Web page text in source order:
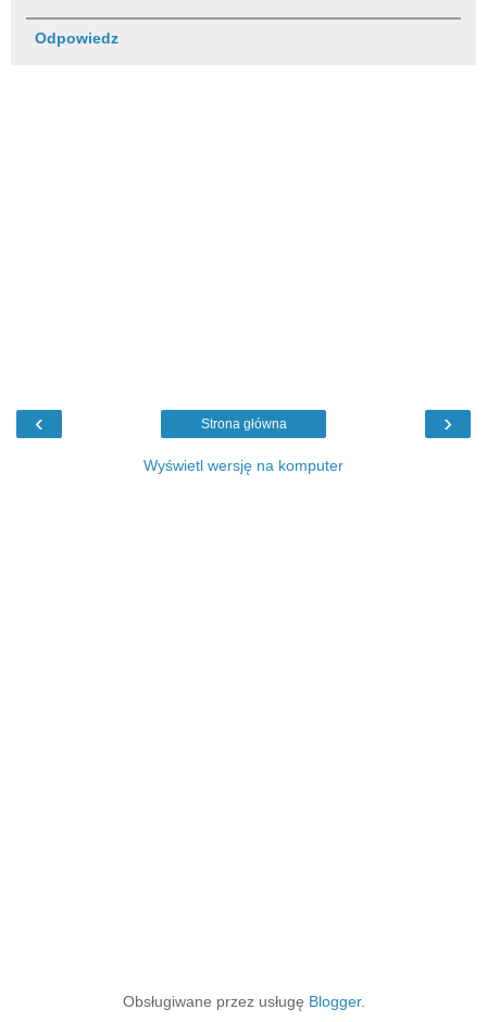
Odpowiedz
‹ ›
Strona główna
Wyświetl wersję na komputer
Obsługiwane przez usługę Blogger.